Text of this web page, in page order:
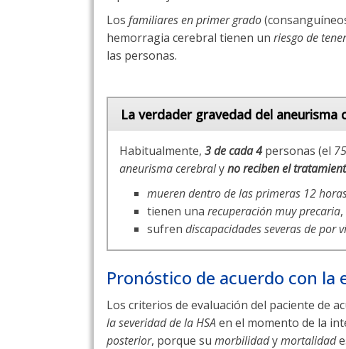
Los familiares en primer grado
hemorragia cerebral tienen un riesgo de
las personas.
La verdader gravedad del aneurisma
Habitualmente, 3 de cada 4personas (el
aneurisma cerebralyno reciben el
mueren dentro de las primeras 12
tienen una recuperación muy precaria
sufren discapacidades severas de por
Pronóstico de acuerdo con la
Los criterios de evaluación del paciente de
la severidad de la HSAen el momento de la
posterior, porque su morbilidadymortalidad